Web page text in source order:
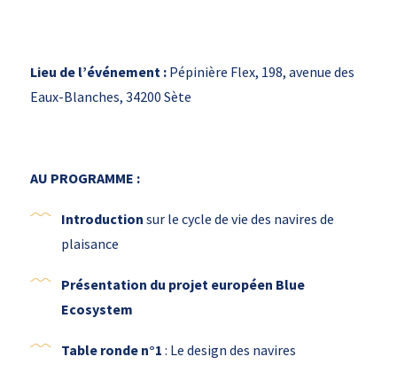
Lieu de l’événement : Pépinière Flex, 198, avenue des
Eaux-Blanches, 34200 Sète
AU PROGRAMME :
Introduction sur le cycle de vie des navires de
plaisance
Présentation du projet européen Blue
Ecosystem
Table ronde n°1 : Le design des navires